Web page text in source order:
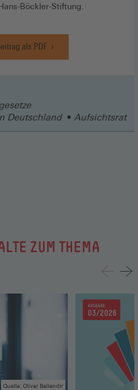
in
neuen
Böckler-Stiftung.
als PDF
(Öffnet
in
Deutschland
Aufsichtsrat
ZUM THEMA
Quelle: Oliver Bellendir